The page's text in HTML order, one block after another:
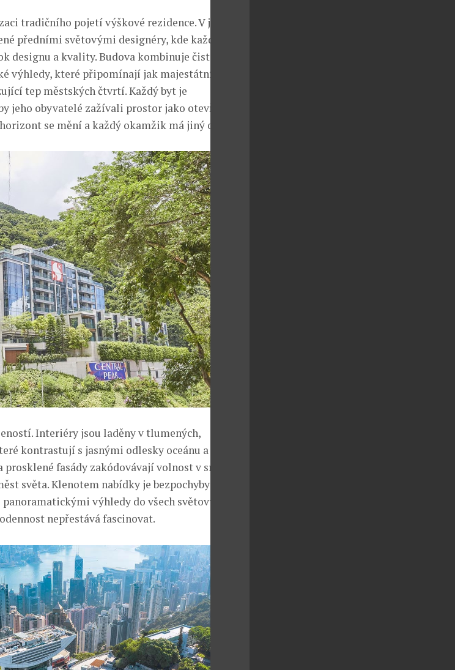
tradičního pojetí výškové rezidence. V jeho
předními světovými designéry, kde každý
designu a kvality. Budova kombinuje čisté linie,
výhledy, které připomínají jak majestátní
tep městských čtvrtí. Každý byt je
jeho obyvatelé zažívali prostor jako otevřenou
se mění a každý okamžik má jiný odstín.
Interiéry jsou laděny v tlumených,
kontrastují s jasnými odlesky oceánu a
fasády zakódovávají volnost v srdci
světa. Klenotem nabídky je bezpochyby
výhledy do všech světových
nepřestává fascinovat.